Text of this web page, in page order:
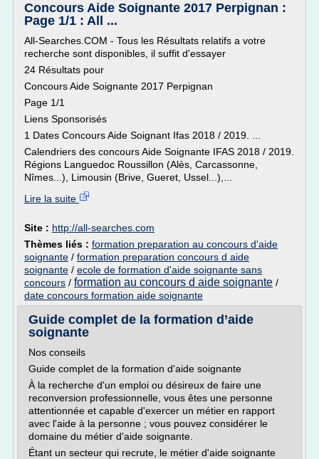
Concours Aide Soignante 2017 Perpignan :
Page 1/1 : All ...
All-Searches.COM - Tous les Résultats relatifs a votre
recherche sont disponibles, il suffit d'essayer
24 Résultats pour
Concours Aide Soignante 2017 Perpignan
Page 1/1
Liens Sponsorisés
1 Dates Concours Aide Soignant Ifas 2018 / 2019. ...
Calendriers des concours Aide Soignante IFAS 2018 / 2019.
Régions Languedoc Roussillon (Alès, Carcassonne,
Nîmes...), Limousin (Brive, Gueret, Ussel...),...
Lire la suite
Site : http://all-searches.com
Thèmes liés : formation preparation au concours d'aide
soignante / formation preparation concours d aide
soignante / ecole de formation d'aide soignante sans
concours / formation au concours d aide soignante /
date concours formation aide soignante
Guide complet de la formation d’aide
soignante
Nos conseils
Guide complet de la formation d'aide soignante
À la recherche d'un emploi ou désireux de faire une
reconversion professionnelle, vous êtes une personne
attentionnée et capable d'exercer un métier en rapport
avec l'aide à la personne ; vous pouvez considérer le
domaine du métier d'aide soignante.
Étant un secteur qui recrute, le métier d'aide soignante